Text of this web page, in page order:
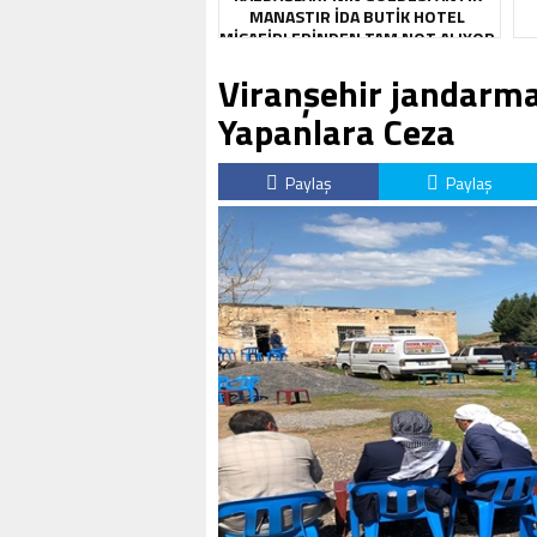
MANASTIR İDA BUTIK HOTEL
MISAFIRLERINDEN TAM NOT ALIYOR
Viranşehir
Yapanlara Ceza
Paylaş Paylaş